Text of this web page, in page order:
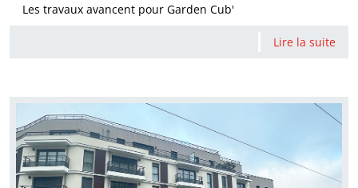
Les travaux avancent pour Garden Cub'
Lire la suite